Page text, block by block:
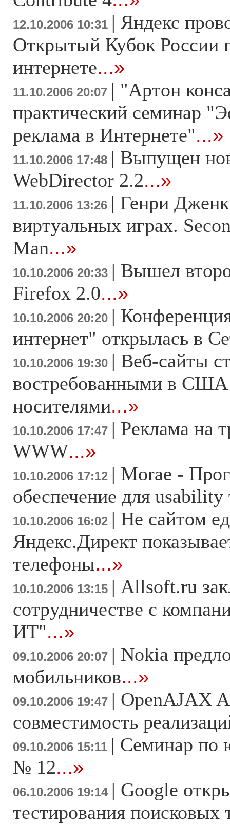
12.10.2006 10:31 | Яндекс
Открытый Кубок Росcии
интернете...»
11.10.2006 20:07 | "Артон
практический семинар
реклама в Интернете"...»
11.10.2006 17:48 | Выпущен
WebDirector 2.2...»
11.10.2006 13:26 | Генри
виртуальных играх.
Man...»
10.10.2006 20:33 | Вышел
Firefox 2.0...»
10.10.2006 20:20 |
интернет" открылась в
10.10.2006 19:30 | Веб-сайты
востребованными в
носителями...»
10.10.2006 17:47 | Реклама на
WWW...»
10.10.2006 17:12 | Morae -
обеспечение для usability
10.10.2006 16:02 | Не сайтом
Яндекс.Директ
телефоны...»
10.10.2006 13:15 | Allsoft.ru
сотрудничестве с
ИТ"...»
09.10.2006 20:07 | Nokia
мобильников...»
09.10.2006 19:47 | OpenAJAX
совместимость
09.10.2006 15:11 | Семинар по
№ 12...»
06.10.2006 19:14 | Google
тестирования поисковых